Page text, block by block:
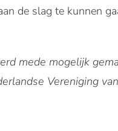
de slag te kunnen
mede mogelijk
Vereniging